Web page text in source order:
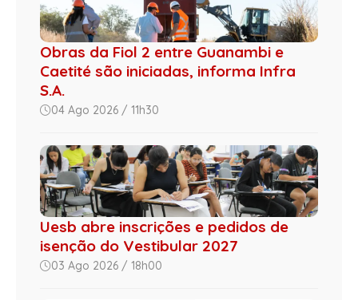
Obras da Fiol 2 entre Guanambi e
Caetité são iniciadas, informa Infra
S.A.
04 Ago 2026 / 11h30
Uesb abre inscrições e pedidos de
isenção do Vestibular 2027
03 Ago 2026 / 18h00